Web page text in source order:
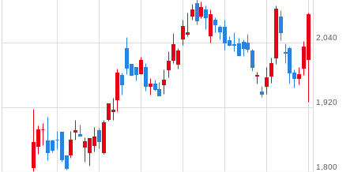
1,800
1,920
2,040